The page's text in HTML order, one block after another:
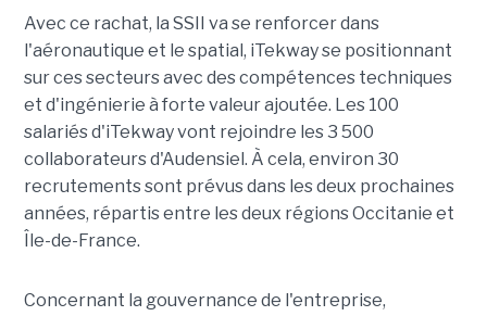
Avec ce rachat, la SSII va se renforcer dans
l'aéronautique et le spatial, iTekway se positionnant
sur ces secteurs avec des compétences techniques
et d'ingénierie à forte valeur ajoutée. Les 100
salariés d'iTekway vont rejoindre les 3 500
collaborateurs d'Audensiel. À cela, environ 30
recrutements sont prévus dans les deux prochaines
années, répartis entre les deux régions Occitanie et
Île-de-France.
Concernant la gouvernance de l'entreprise,